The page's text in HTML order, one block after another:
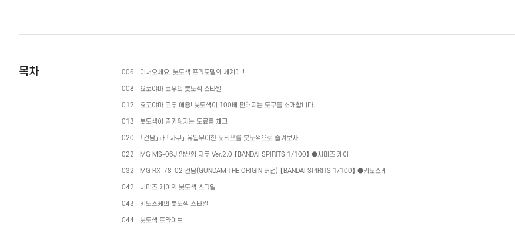
목차 006 어서오세요, 붓도색 프라모델의 세계에 !!
008 요코야마 코우의 붓도색 스타일
012 요코야마 코우 애용! 붓도색이 100 배 편해지는 도구를 소개합니다.
013 붓도색이 즐거워지는 도료를 체크
020 「건담」과 「자쿠」 유일무이한 모티프를 붓도색으로 즐겨보자
022 MG MS-06J 양산형 자쿠 Ver.2.0 【 BANDAI SPIRITS 1/100】 ●시미즈 케이
032 MG RX-78-02 건담(GUNDAM THE ORIGIN 버전) 【 BANDAI SPIRITS 1/100】 ●키노스케
042 시미즈 케이의 붓도색 스타일
043 키노스케의 붓도색 스타일
044 붓도색 트라이브